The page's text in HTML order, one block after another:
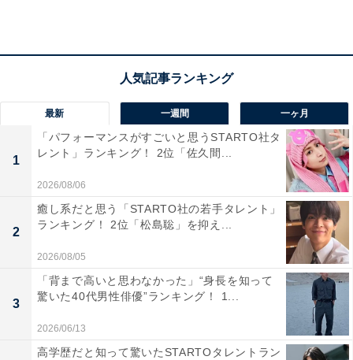
「抜けた感じの声と特徴的な声が可愛いし、コミカ
ルな感じから真面目な感じも全部こなせるけど、声
がやっぱり魅力的」（30代女性／沖縄県）
「舌に掛かった声が、彼女の魅力です。重くなく、
そして、軽くもないという特徴が好きです」（60代
最新 一週間 一ヶ月
1
「パフォーマンスがすごいと思うSTARTO社タ
レント」ランキング！ 2位「佐久間...
2026/08/06
2
癒し系だと思う「STARTO社の若手タレント」
ランキング！ 2位「松島聡」を抑え...
2026/08/05
3
「背まで高いと思わなかった」“身長を知って
驚いた40代男性俳優”ランキング！ 1...
2026/06/13
高学歴だと知って驚いたSTARTOタレントラン